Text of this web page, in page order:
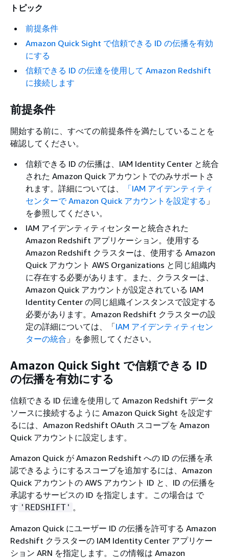
トピック
前提条件
Amazon Quick Sight で信頼できる ID の伝播を有効
にする
信頼できる ID の伝達を使用して Amazon Redshift
に接続します
前提条件
開始する前に、すべての前提条件を満たしていることを
確認してください。
信頼できる ID の伝播は、IAM Identity Center と統合
された Amazon Quick アカウントでのみサポートさ
れます。詳細については、
「IAM アイデンティティ
センターで Amazon Quick アカウントを設定する 」
を参照してください。
IAM アイデンティティセンターと統合された
Amazon Redshift アプリケーション。使用する
Amazon Redshift クラスターは、使用する Amazon
Quick アカウント AWS Organizations と同じ組織内
に存在する必要があります。また、クラスターは、
Amazon Quick アカウントが設定されている IAM
Identity Center の同じ組織インスタンスで設定する
必要があります。Amazon Redshift クラスターの設
定の詳細については、「IAM アイデンティティセン
ターの統合 」を参照してください。
Amazon Quick Sight で信頼できる ID
の伝播を有効にする
信頼できる ID 伝達を使用して Amazon Redshift データ
ソースに接続するように Amazon Quick Sight を設定す
るには、Amazon Redshift OAuth スコープを Amazon
Quick アカウントに設定します。
Amazon Quick が Amazon Redshift への ID の伝播を承
認できるようにするスコープを追加するには、Amazon
Quick アカウントの AWS アカウント ID と、ID の伝播を
承認するサービスの ID を指定します。この場合は で
す 'REDSHIFT' 。
Amazon Quick にユーザー ID の伝播を許可する Amazon
Redshift クラスターの IAM Identity Center アプリケー
ション ARN を指定します。この情報は Amazon